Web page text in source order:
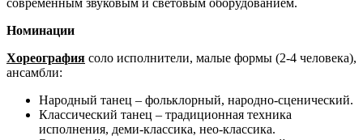
Номинации
Хореография соло исполнители, малые формы (2-4 человека),
ансамбли:
Народный танец – фольклорный, народно-сценический.
Классический танец – традиционная техника
исполнения, деми-классика, нео-классика.